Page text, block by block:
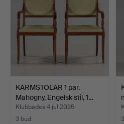
KARMSTOLAR 1 par,
Mahogny, Engelsk stil, 1…
Klubbades 4 jul 2026
3 bud